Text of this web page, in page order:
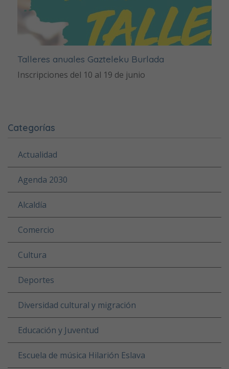
Talleres anuales Gazteleku Burlada
Inscripciones del 10 al 19 de junio
Categorías
Actualidad
Agenda 2030
Alcaldía
Comercio
Cultura
Deportes
Diversidad cultural y migración
Educación y Juventud
Escuela de música Hilarión Eslava